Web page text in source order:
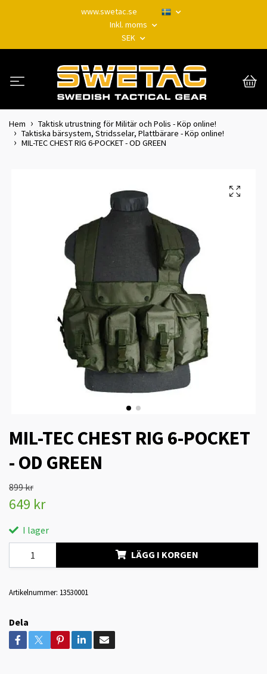
www.swetac.se
Inkl. moms
SEK
Hem
Taktisk utrustning för Militär och Polis - Köp online!
Taktiska bärsystem, Stridsselar, Plattbärare - Köp online!
MIL-TEC CHEST RIG 6-POCKET - OD GREEN
MIL-TEC CHEST RIG 6-POCKET
- OD GREEN
899 kr
649 kr
I lager
LÄGG I KORGEN
Artikelnummer: 13530001
Dela